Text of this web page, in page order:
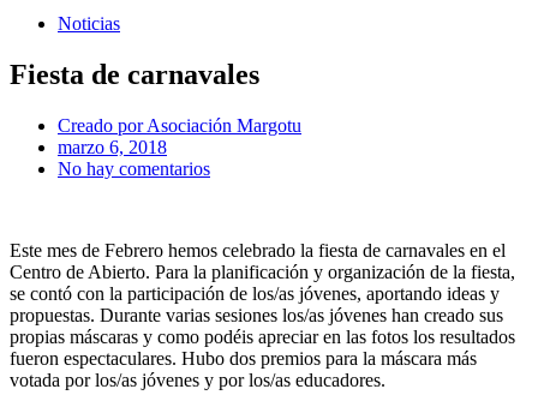
Noticias
Fiesta de carnavales
Creado porAsociación Margotu
marzo 6, 2018
No hay comentarios
Este mes de Febrero hemos celebrado la fiesta de carnavales en el
Centro de Abierto. Para la planificación y organización de la fiesta,
se contó con la participación de los/as jóvenes, aportando ideas y
propuestas. Durante varias sesiones los/as jóvenes han creado sus
propias máscaras y como podéis apreciar en las fotos los resultados
fueron espectaculares. Hubo dos premios para la máscara más
votada por los/as jóvenes y por los/as educadores.